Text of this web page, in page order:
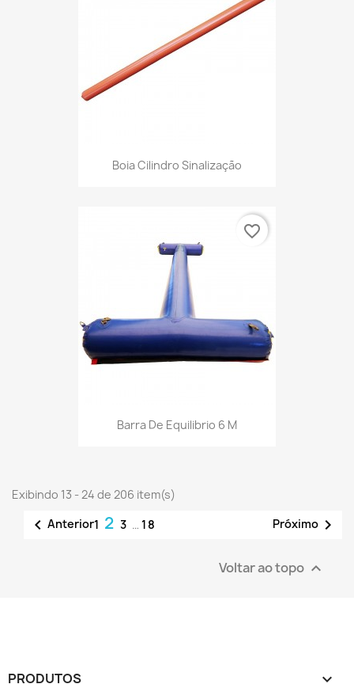
Boia Cilindro Sinalização
Barra De Equilibrio 6 M
favorite_border
Exibindo 13 - 24 de 206 item(s)
 Anterior1 2 3 … 18 Próximo 
Voltar ao topo 
PRODUTOS 